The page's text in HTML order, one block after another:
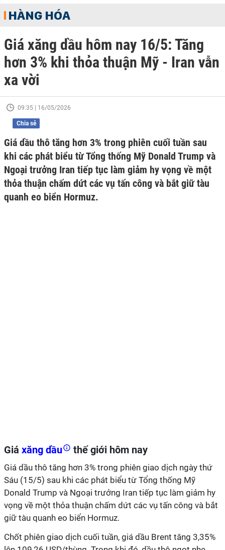
HÀNG HÓA
Giá xăng dầu hôm nay 16/5: Tăng
hơn 3% khi thỏa thuận Mỹ - Iran vẫn
xa vời
09:35 | 16/05/2026
Chia sẻ
Giá dầu thô tăng hơn 3% trong phiên cuối tuần sau
khi các phát biểu từ Tổng thống Mỹ Donald Trump và
Ngoại trưởng Iran tiếp tục làm giảm hy vọng về một
thỏa thuận chấm dứt các vụ tấn công và bắt giữ tàu
quanh eo biển Hormuz.
Giá xăng dầu thế giới hôm nay
Giá dầu thô tăng hơn 3% trong phiên giao dịch ngày thứ
Sáu (15/5) sau khi các phát biểu từ Tổng thống Mỹ
Donald Trump và Ngoại trưởng Iran tiếp tục làm giảm hy
vọng về một thỏa thuận chấm dứt các vụ tấn công và bắt
giữ tàu quanh eo biển Hormuz.
Chốt phiên giao dịch cuối tuần, giá dầu Brent tăng 3,35%